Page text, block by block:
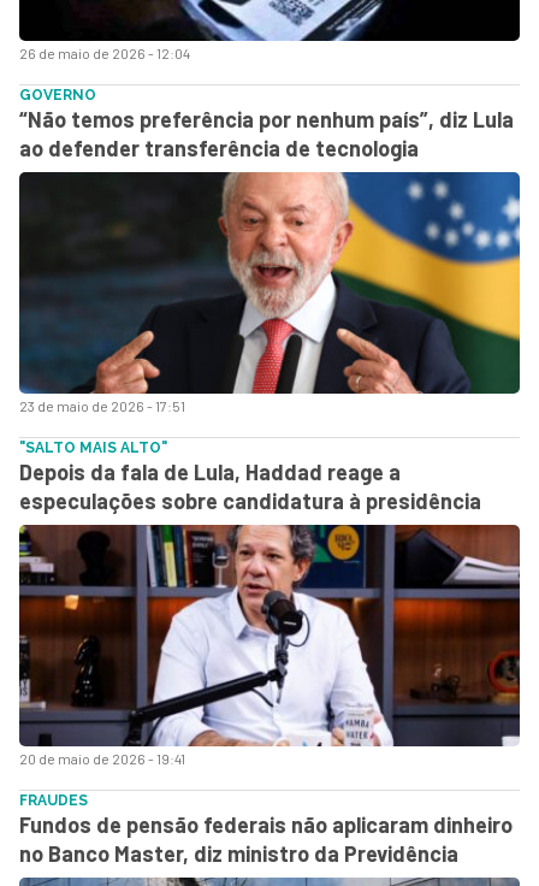
26 de maio de 2026 - 12:04
23 de maio de 2026 - 17:51
GOVERNO
“Não temos preferência por nenhum país”, diz Lula
ao defender transferência de tecnologia
20 de maio de 2026 - 19:41
"SALTO MAIS ALTO"
Depois da fala de Lula, Haddad reage a
especulações sobre candidatura à presidência
FRAUDES
Fundos de pensão federais não aplicaram dinheiro
no Banco Master, diz ministro da Previdência